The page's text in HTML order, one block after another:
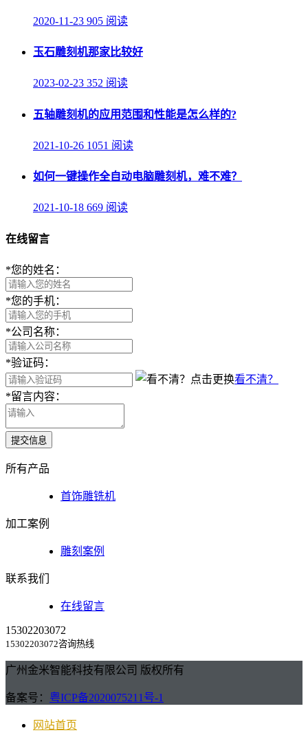
2020-11-23 905 阅读
玉石雕刻机那家比较好
2023-02-23 352 阅读
五轴雕刻机的应用范围和性能是怎么样的?
2021-10-26 1051 阅读
如何一键操作全自动电脑雕刻机，难不难？
2021-10-18 669 阅读
在线留言
*您的姓名：
*您的手机：
*公司名称：
*验证码：
看不清？
*留言内容：
提交信息
所有产品
首饰雕铣机
加工案例
雕刻案例
联系我们
在线留言
15302203072
15302203072咨询热线
广州金米智能科技有限公司 版权所有
备案号： 粤ICP备2020075211号-1
网站首页